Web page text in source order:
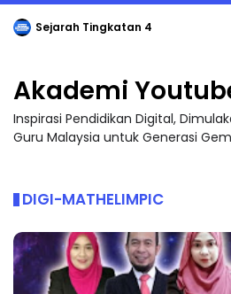
LIVE 🔴 [LIVE] PRINSIP PERAKAUNAN, PECUT SKOR SOALAN 1 TRIAL OLEH
Akademi
Inspirasi Pendidikan Digital,
Guru Malaysia untuk Generasi
DIGI-MATHELIMPIC